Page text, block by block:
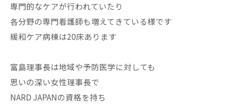
専門的なケアが行われていたり
各分野の専門看護師も増えてきている様です
緩和ケア病棟は20床あります
富島理事長は地域や予防医学に対しても
思いの深い女性理事長で
NARD JAPANの資格を持ち